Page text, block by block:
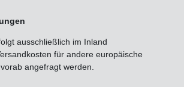
ausschließlich im Inland
für andere europäische
angefragt werden.